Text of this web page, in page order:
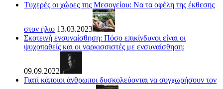
Τυχερές οι χώρες της Μεσογείου: Να τα οφέλη της έκθεσης
στον ήλιο 13.03.2023
Σκοτεινή ενσυναίσθηση: Πόσο επικίνδυνοι είναι οι
ψυχοπαθείς και οι ναρκισσιστές με ενσυναίσθηση;
09.09.2022
Γιατί κάποιοι άνθρωποι δυσκολεύονται να συγχωρήσουν τον